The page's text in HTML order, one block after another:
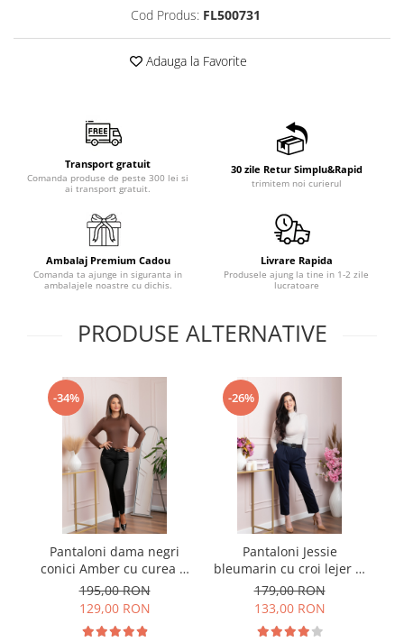
Cod Produs: FL500731
Adauga la Favorite
Transport gratuit
Comanda produse de peste 300 lei si
ai transport gratuit.
30 zile Retur Simplu&Rapid
trimitem noi curierul
Ambalaj Premium Cadou
Comanda ta ajunge in siguranta in
ambalajele noastre cu dichis.
Livrare Rapida
Produsele ajung la tine in 1-2 zile
lucratoare
PRODUSE ALTERNATIVE
-34%
Pantaloni dama negri
conici Amber cu curea si
buzunare functionale
195,00 RON
129,00 RON
-26%
Pantaloni Jessie
bleumarin cu croi lejer si
talie elastica
179,00 RON
133,00 RON